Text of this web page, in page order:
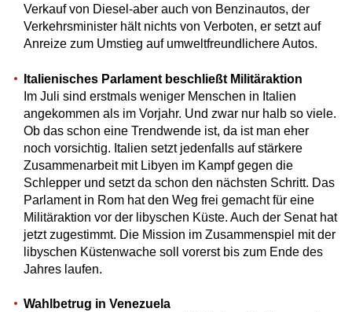
Verkauf von Diesel-aber auch von Benzinautos, der
Verkehrsminister hält nichts von Verboten, er setzt auf
Anreize zum Umstieg auf umweltfreundlichere Autos.
Italienisches Parlament beschließt Militäraktion
Im Juli sind erstmals weniger Menschen in Italien
angekommen als im Vorjahr. Und zwar nur halb so viele.
Ob das schon eine Trendwende ist, da ist man eher
noch vorsichtig. Italien setzt jedenfalls auf stärkere
Zusammenarbeit mit Libyen im Kampf gegen die
Schlepper und setzt da schon den nächsten Schritt. Das
Parlament in Rom hat den Weg frei gemacht für eine
Militäraktion vor der libyschen Küste. Auch der Senat hat
jetzt zugestimmt. Die Mission im Zusammenspiel mit der
libyschen Küstenwache soll vorerst bis zum Ende des
Jahres laufen.
Wahlbetrug in Venezuela